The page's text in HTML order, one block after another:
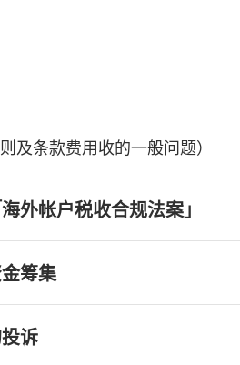
及条款费用收的一般问题）
外帐户税收合规法案」
筹集
诉